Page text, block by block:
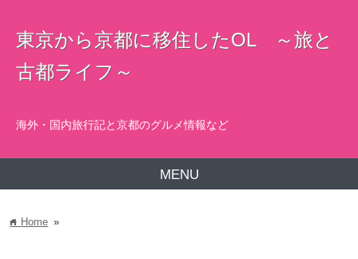
東京から京都に移住したOL ～旅と
古都ライフ～
海外・国内旅行記と京都のグルメ情報など
MENU
home Home »